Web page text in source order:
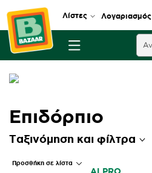
Λίστες Λογαριασμός
Επιδόρπιο
Ταξινόμηση και φίλτρα
Προσθήκη σε λίστα